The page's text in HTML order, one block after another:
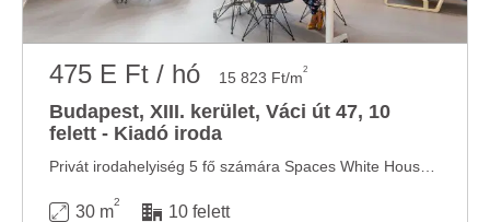
475 E Ft / hó 15 823 Ft/m2
Budapest, XIII. kerület, Váci út 47, 10
felett - Kiadó iroda
30 m
2
10 felett